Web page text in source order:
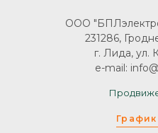
ООО
231286,
г. Лида, ул.
e-mail: